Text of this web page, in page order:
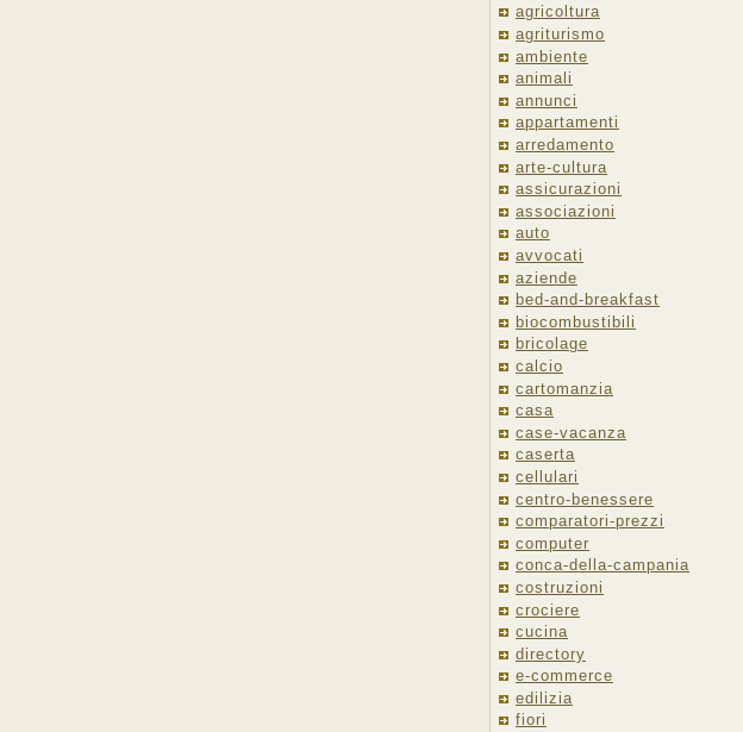
agricoltura
agriturismo
ambiente
animali
annunci
appartamenti
arredamento
arte-cultura
assicurazioni
associazioni
auto
avvocati
aziende
bed-and-breakfast
biocombustibili
bricolage
calcio
cartomanzia
casa
case-vacanza
caserta
cellulari
centro-benessere
comparatori-prezzi
computer
conca-della-campania
costruzioni
crociere
cucina
directory
e-commerce
edilizia
fiori